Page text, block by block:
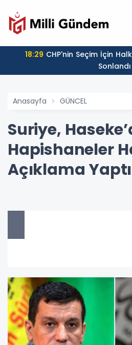
18:29
Sonlandı
Anasayfa GÜNCEL
Suriye,
Hapishaneler
Açıklama Yaptı